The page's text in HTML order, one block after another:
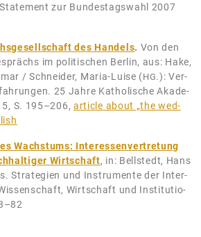
State­ment zur Bun­des­tags­wahl 2007
des Han­dels. Von den
im poli­ti­schen Ber­lin, aus: Hake,
/ Schnei­der, Maria-Lui­se (HG.): Ver­
25 Jah­re Katho­li­sche Aka­de­
S. 195–206, arti­cle about „the wed­
Wachs­tums: Inter­es­sen­ver­tre­tung
Wirt­schaft, in: Bells­tedt, Hans
Stra­te­gien und Instru­men­te der Inter­
Wirt­schaft und Insti­tu­tio­